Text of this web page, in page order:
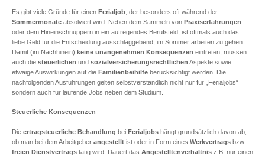
Es gibt viele Gründe für einen Ferialjob , der besonders oft während der
Sommermonate absolviert wird. Neben dem Sammeln von Praxiserfahrungen
oder dem Hineinschnuppern in ein aufregendes Berufsfeld, ist oftmals auch das
liebe Geld für die Entscheidung ausschlaggebend, im Sommer arbeiten zu gehen.
Damit (im Nachhinein) keine unangenehmen Konsequenzen eintreten, müssen
auch die steuerlichen und sozialversicherungsrechtlichen Aspekte sowie
etwaige Auswirkungen auf die Familienbeihilfe berücksichtigt werden. Die
nachfolgenden Ausführungen gelten selbstverständlich nicht nur für „Ferialjobs“
sondern auch für laufende Jobs neben dem Studium.
Steuerliche Konsequenzen
Die ertragsteuerliche Behandlung bei Ferialjobs hängt grundsätzlich davon ab,
ob man bei dem Arbeitgeber angestellt ist oder in Form eines Werkvertrags bzw.
freien Dienstvertrags tätig wird. Dauert das Angestelltenverhältnis z.B. nur einen